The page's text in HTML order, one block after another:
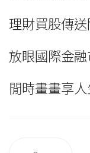
理財買股傳
放眼國際金
閒時畫畫享